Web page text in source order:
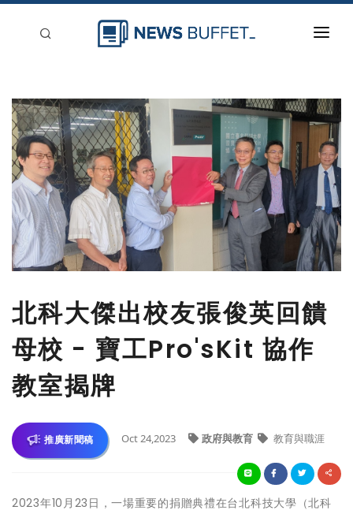
新聞稿分類
登入
刊登
北科大傑出校友張俊英回饋
母校 - 寶工Pro'sKit 協作
教室揭牌
推廣新聞稿 Oct 24,2023 政府與教育 教育與職涯
2023年10月23日，一場重要的捐贈典禮在台北科技大學（北科